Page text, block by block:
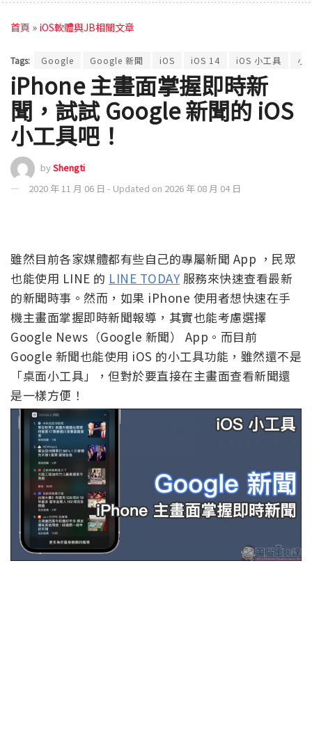
首頁 » iOS軟體與JB相關文章
Tags: Google Google 新聞 iOS iOS 14 iOS 小工具 小
iPhone 主畫面掌握即時新
聞，試試 Google 新聞的 iOS
小工具吧！
byShengti
2020 年 11 月 06 日 - Updated on 2026 年 08 月 04 日
雖然目前各家媒體都有些自己的專屬新聞 App ，民眾
也能使用 LINE 的 LINE TODAY 服務來快速查看最新
的新聞時事。然而，如果 iPhone 使用者想快速在手
機主畫面掌握即時新聞報導，其實也能考慮選擇
Google News（Google 新聞） App。而目前
Google 新聞也能使用 iOS 的小工具功能，雖然還不是
「桌面小工具」，但對於要直接在主畫面查看新聞還
是一樣方便！